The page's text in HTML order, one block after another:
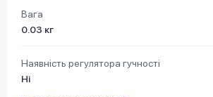
Вага
0.03 кг
Наявність регулятора гучності
Ні